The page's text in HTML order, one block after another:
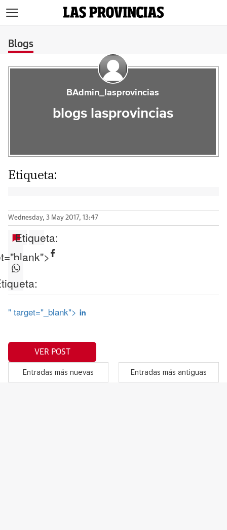
Blogs
BAdmin_lasprovincias
blogs lasprovincias
Etiqueta:
Wednesday, 3 May 2017, 13:47
Etiqueta:
" target="_blank">
VER POST
Entradas más nuevas Entradas más antiguas